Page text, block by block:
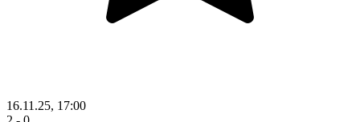
16.11.25, 17:00